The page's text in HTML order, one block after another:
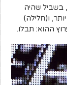
בשביל שהיה
ו(חלילה)
ההוא: תבלו.